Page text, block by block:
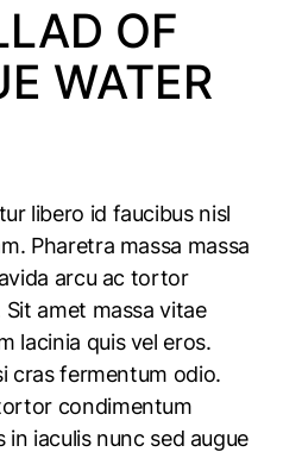
OF
WATER
libero id faucibus nisl
Pharetra massa massa
arcu ac tortor
amet massa vitae
lacinia quis vel eros.
cras fermentum odio.
condimentum
in iaculis nunc sed augue